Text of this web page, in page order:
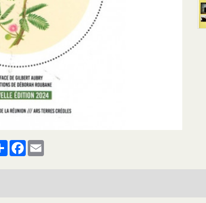
ShareFacebook
Email